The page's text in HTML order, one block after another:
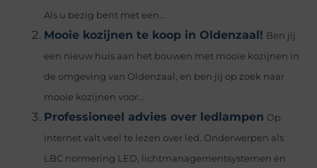
Als u bezig bent met een...
Mooie kozijnen te koop in Oldenzaal! Ben jij
een nieuw huis aan het bouwen met mooie kozijnen in
de omgeving van Oldenzaal, en ben jij op zoek naar
mooie kozijnen voor...
Professioneel advies over ledlampen Op
internet valt veel te lezen over led. Onderwerpen als
LBC normering LED, lichtmanagementsystemen en